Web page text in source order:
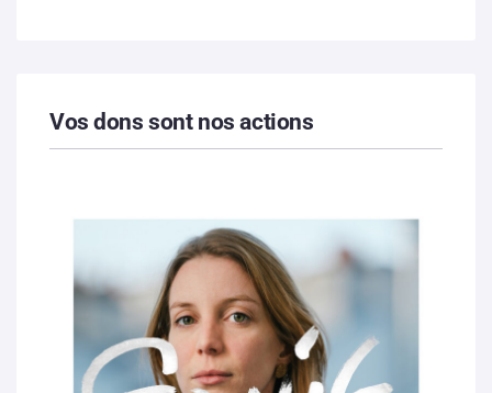
Vos dons sont nos actions